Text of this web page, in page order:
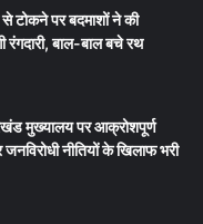
टोकने पर बदमाशों ने की
रंगदारी, बाल-बाल बचे रथ
मुख्यालय पर आक्रोशपूर्ण
नीतियों के खिलाफ भरी